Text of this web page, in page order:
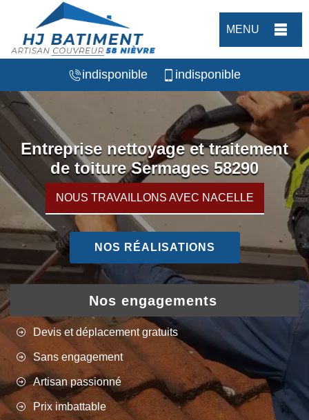
MENU
indisponible indisponible
Entreprise nettoyage et traitement
de toiture Sermages 58290
NOUS TRAVAILLONS AVEC NACELLE
NOS RÉALISATIONS
Nos engagements
Devis et déplacement gratuits
Sans engagement
Artisan passionné
Prix imbattable